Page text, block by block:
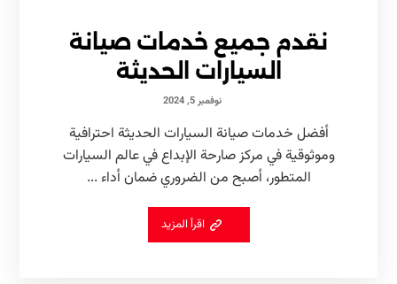
نقدم جميع خدمات صيانة
السيارات الحديثة
نوفمبر 5, 2024
أفضل خدمات صيانة السيارات الحديثة احترافية
وموثوقية في مركز صارحة الإبداع في عالم السيارات
المتطور، أصبح من الضروري ضمان أداء ...
اقرأ المزيد